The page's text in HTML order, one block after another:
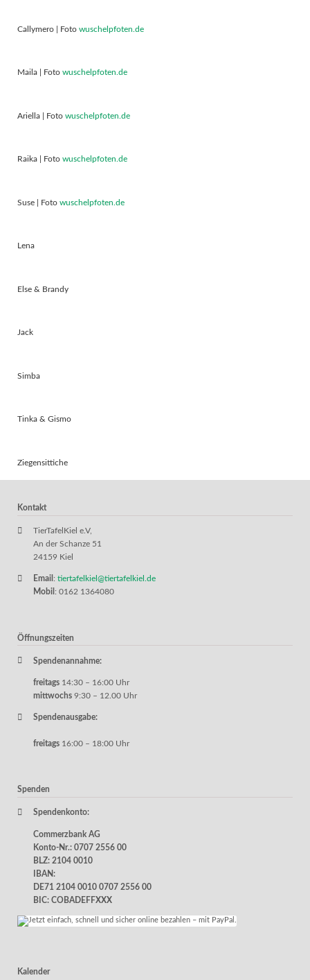
Callymero | Foto wuschelpfoten.de
Maila | Foto wuschelpfoten.de
Ariella | Foto wuschelpfoten.de
Raika | Foto wuschelpfoten.de
Suse | Foto wuschelpfoten.de
Lena
Else & Brandy
Jack
Simba
Tinka & Gismo
Ziegensittiche
Kontakt
TierTafelKiel e.V,
An der Schanze 51
24159 Kiel
Email : tiertafelkiel@tiertafelkiel.de
Mobil : 0162 1364080
Öffnungszeiten
Spendenannahme:
freitags 14:30 – 16:00 Uhr
mittwochs 9:30 – 12.00 Uhr
Spendenausgabe:
freitags 16:00 – 18:00 Uhr
Spenden
Spendenkonto:
Commerzbank AG
Konto-Nr.: 0707 2556 00
BLZ: 2104 0010
IBAN:
DE71 2104 0010 0707 2556 00
BIC: COBADEFFXXX
Kalender